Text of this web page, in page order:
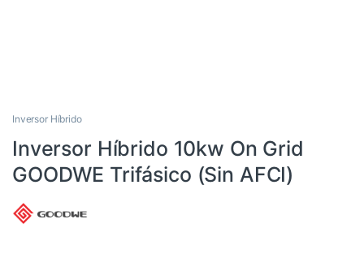
Inversor Híbrido
Inversor Híbrido 10kw On Grid
GOODWE Trifásico (Sin AFCI)